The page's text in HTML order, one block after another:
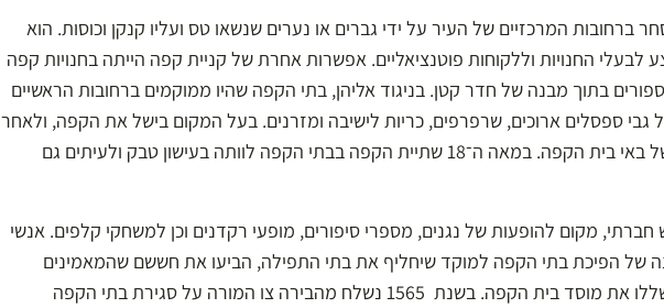
ברחובות המרכזיים של העיר על ידי גברים או נערים שנשאו טס ועליו קנקן וכוסות. הוא
לבעלי החנויות וללקוחות פוטנציאליים. אפשרות אחרת של קניית קפה הייתה בחנויות קפה
בתוך מבנה של חדר קטן. בניגוד אליהן, בתי הקפה שהיו ממוקמים ברחובות הראשיים
גבי ספסלים ארוכים, שרפרפים, כריות לישיבה ומזרנים. בעל המקום בישל את הקפה, ולאחר
הרתיחה, מזג אותו לפינג'אנים של באי בית הקפה. במאה ה־18 שתיית הקפה בבתי הקפה לוותה בעישון טבק ולעיתים גם
מקום להופעות של נגנים, מספרי סיפורים, מופעי רקדנים וכן למשחקי קלפים. אנשי
של הפיכת בתי הקפה למוקד שיחליף את בתי התפילה, הביעו את חששם שהמאמינים
יישארו שם ולא יתפללו בציבור ושללו את מוסד בית הקפה. בשנת 1565 נשלח מהבירה צו המורה על סגירת בתי הקפה